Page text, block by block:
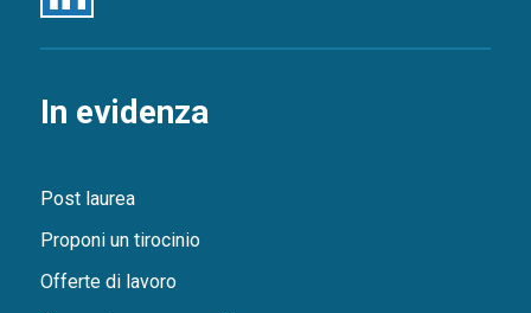
In evidenza
Post laurea
Proponi un tirocinio
Offerte di lavoro